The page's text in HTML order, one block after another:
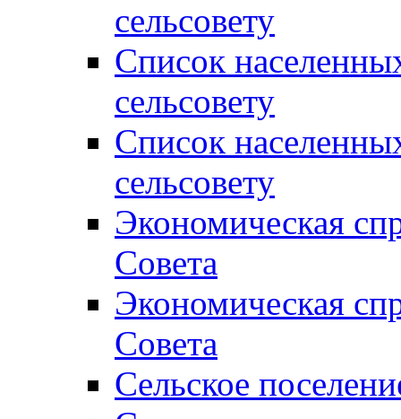
сельсовету
Список
сельсовету
Список
сельсовету
Экономическая
Совета
Экономическая
Совета
Сельское